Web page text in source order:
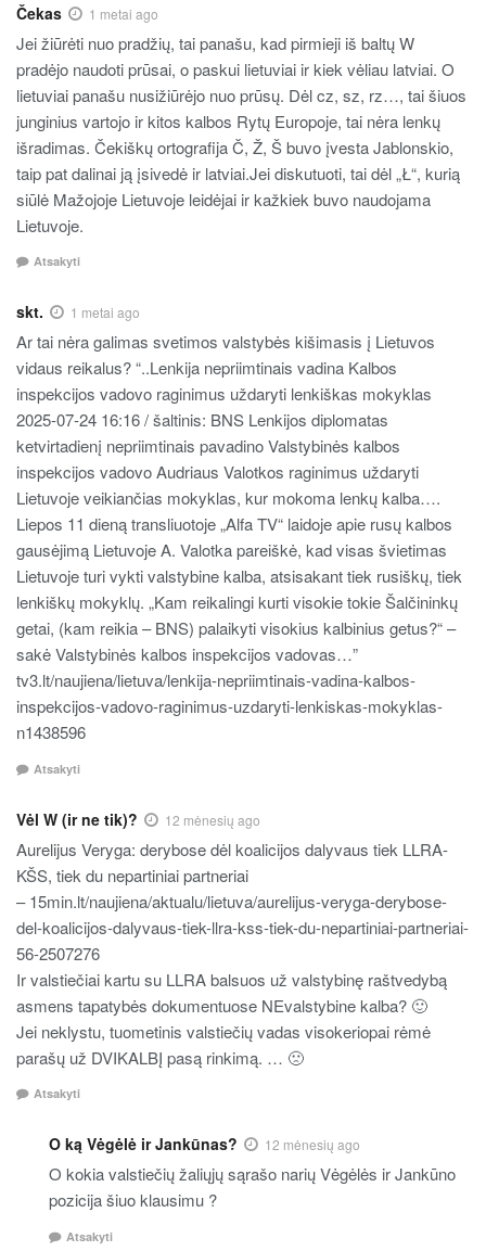
Čekas 1 metai ago
Jei žiūrėti nuo pradžių, tai panašu, kad pirmieji iš baltų W
pradėjo naudoti prūsai, o paskui lietuviai ir kiek vėliau latviai. O
lietuviai panašu nusižiūrėjo nuo prūsų. Dėl cz, sz, rz…, tai šiuos
junginius vartojo ir kitos kalbos Rytų Europoje, tai nėra lenkų
išradimas. Čekiškų ortografija Č, Ž, Š buvo įvesta Jablonskio,
taip pat dalinai ją įsivedė ir latviai.Jei diskutuoti, tai dėl „Ł“, kurią
siūlė Mažojoje Lietuvoje leidėjai ir kažkiek buvo naudojama
Lietuvoje.
Atsakyti
skt. 1 metai ago
Ar tai nėra galimas svetimos valstybės kišimasis į Lietuvos
vidaus reikalus? “..Lenkija nepriimtinais vadina Kalbos
inspekcijos vadovo raginimus uždaryti lenkiškas mokyklas
2025-07-24 16:16 / šaltinis: BNS Lenkijos diplomatas
ketvirtadienį nepriimtinais pavadino Valstybinės kalbos
inspekcijos vadovo Audriaus Valotkos raginimus uždaryti
Lietuvoje veikiančias mokyklas, kur mokoma lenkų kalba….
Liepos 11 dieną transliuotoje „Alfa TV“ laidoje apie rusų kalbos
gausėjimą Lietuvoje A. Valotka pareiškė, kad visas švietimas
Lietuvoje turi vykti valstybine kalba, atsisakant tiek rusiškų, tiek
lenkiškų mokyklų. „Kam reikalingi kurti visokie tokie Šalčininkų
getai, (kam reikia – BNS) palaikyti visokius kalbinius getus?“ –
sakė Valstybinės kalbos inspekcijos vadovas…”
tv3.lt/naujiena/lietuva/lenkija-nepriimtinais-vadina-kalbos-
inspekcijos-vadovo-raginimus-uzdaryti-lenkiskas-mokyklas-
n1438596
Atsakyti
Vėl W (ir ne tik)? 12 mėnesių ago
Aurelijus Veryga: derybose dėl koalicijos dalyvaus tiek LLRA-
KŠS, tiek du nepartiniai partneriai
– 15min.lt/naujiena/aktualu/lietuva/aurelijus-veryga-derybose-
del-koalicijos-dalyvaus-tiek-llra-kss-tiek-du-nepartiniai-partneriai-
56-2507276
Ir valstiečiai kartu su LLRA balsuos už valstybinę raštvedybą
asmens tapatybės dokumentuose NEvalstybine kalba? 🙂
Jei neklystu, tuometinis valstiečių vadas visokeriopai rėmė
parašų už DVIKALBĮ pasą rinkimą. … 🙁
Atsakyti
O ką Vėgėlė ir Jankūnas? 12 mėnesių ago
O kokia valstiečių žaliųjų sąrašo narių Vėgėlės ir Jankūno
pozicija šiuo klausimu ?
Atsakyti